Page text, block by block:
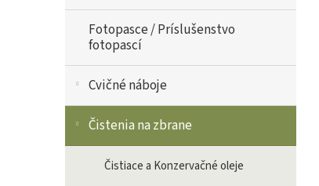
Fotopasce / Príslušenstvo
fotopascí
Cvičné náboje
Čistenia na zbrane
Čistiace a Konzervačné oleje